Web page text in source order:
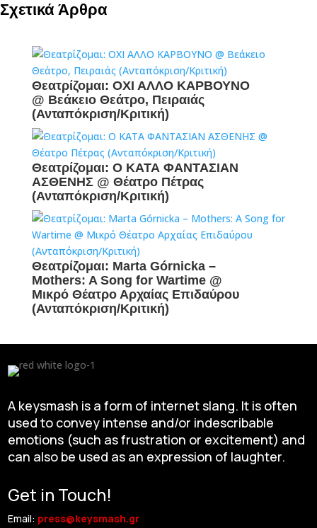
Σχετικά Άρθρα
Θεατρίζομαι: ΟΧΙ ΑΛΛΟ ΚΑΡΒΟΥΝΟ
@ Βεάκειο Θεάτρο, Πειραιάς
(Ανταπόκριση/Κριτική)
Θεατρίζομαι: Ο ΚΑΤΑ ΦΑΝΤΑΣΙΑΝ
ΑΣΘΕΝΗΣ @ Θέατρο Πέτρας
(Ανταπόκριση/Κριτική)
Θεατρίζομαι: Marta Górnicka –
Mothers: A Song for Wartime @
Μικρό Θέατρο Αρχαίας Επιδαύρου
(Ανταπόκριση/Κριτική)
A keysmash is a form of internet slang. It is often
used to convey intense and/or indescribable
emotions (such as frustration or excitement) and
can also be used as an expression of laughter.
Get in Touch!
Email: press@keysmash.gr